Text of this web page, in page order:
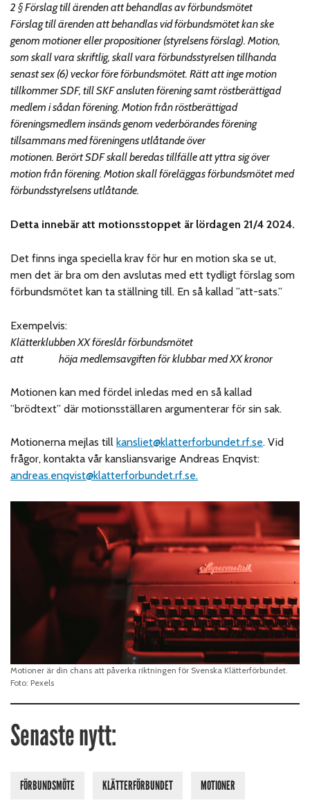
2 § Förslag till ärenden att behandlas av förbundsmötet
Förslag till ärenden att behandlas vid förbundsmötet kan ske
genom motioner eller propositioner (styrelsens förslag). Motion,
som skall vara skriftlig, skall vara förbundsstyrelsen tillhanda
senast sex (6) veckor före förbundsmötet. Rätt att inge motion
tillkommer SDF, till SKF ansluten förening samt röstberättigad
medlem i sådan förening. Motion från röstberättigad
föreningsmedlem insänds genom vederbörandes förening
tillsammans med föreningens utlåtande över
motionen. Berört SDF skall beredas tillfälle att yttra sig över
motion från förening. Motion skall föreläggas förbundsmötet med
förbundsstyrelsens utlåtande.
Detta innebär att motionsstoppet är lördagen 21/4 2024.
Det finns inga speciella krav för hur en motion ska se ut,
men det är bra om den avslutas med ett tydligt förslag som
förbundsmötet kan ta ställning till. En så kallad ”att-sats.”
Exempelvis:
Klätterklubben XX föreslår förbundsmötet
att höja medlemsavgiften för klubbar med XX kronor
Motionen kan med fördel inledas med en så kallad
”brödtext” där motionsställaren argumenterar för sin sak.
Motionerna mejlas till kansliet@klatterforbundet.rf.se. Vid
frågor, kontakta vår kansliansvarige Andreas Enqvist:
andreas.enqvist@klatterforbundet.rf.se.
Motioner är din chans att påverka riktningen för Svenska Klätterförbundet.
Foto: Pexels
Senaste nytt:
FÖRBUNDSMÖTE KLÄTTERFÖRBUNDET MOTIONER